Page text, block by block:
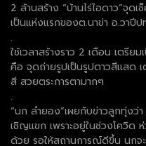
2 ล้านสร้าง “บ้านไร่ไอดาว”จุด
เป็นแห่งแรกของต.นาข่า อ.วาปีป
.
ใช้เวลาสร้างราว 2 เดือน เตรีย
คือ จุดถ่ายรูปเป็นรูปดาวสีแสด
สี สวยตระการตามากๆ
.
“นก ลำยอง”เผยกับข่าวลูกทุ่งว่
เชิญแขก เพราะอยู่ในช่วงโควิด
ด้วย รอให้สถานการณ์ดีขึ้น นกจ